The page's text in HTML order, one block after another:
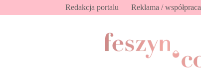
Redakcja portalu Reklama / współpraca